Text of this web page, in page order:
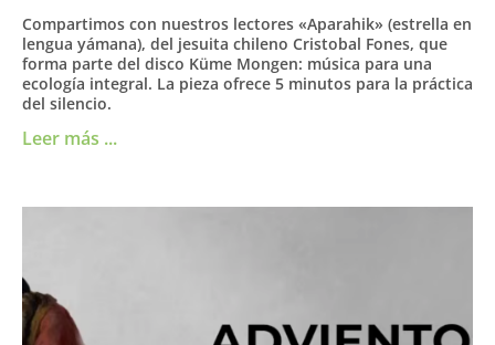
Compartimos con nuestros lectores «Aparahik» (estrella en
lengua yámana), del jesuita chileno Cristobal Fones, que
forma parte del disco Küme Mongen: música para una
ecología integral. La pieza ofrece 5 minutos para la práctica
del silencio.
Leer más ...